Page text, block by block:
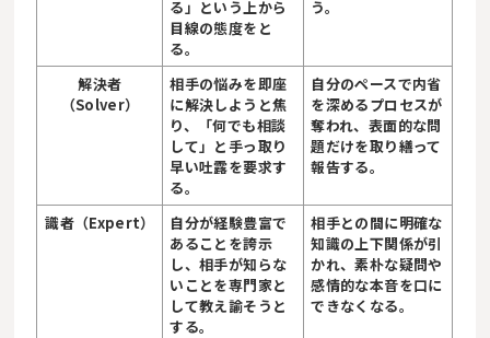
る」という上から
目線の態度をと
る。
う。
解決者
（Solver）
相手の悩みを即座
に解決しようと焦
り、「何でも相談
して」と手っ取り
早い吐露を要求す
る。
自分のペースで内省
を深めるプロセスが
奪われ、表面的な問
題だけを取り繕って
報告する。
識者（Expert）
自分が経験豊富で
あることを誇示
し、相手が知らな
いことを専門家と
して教え諭そうと
する。
相手との間に明確な
知識の上下関係が引
かれ、素朴な疑問や
感情的な本音を口に
できなくなる。